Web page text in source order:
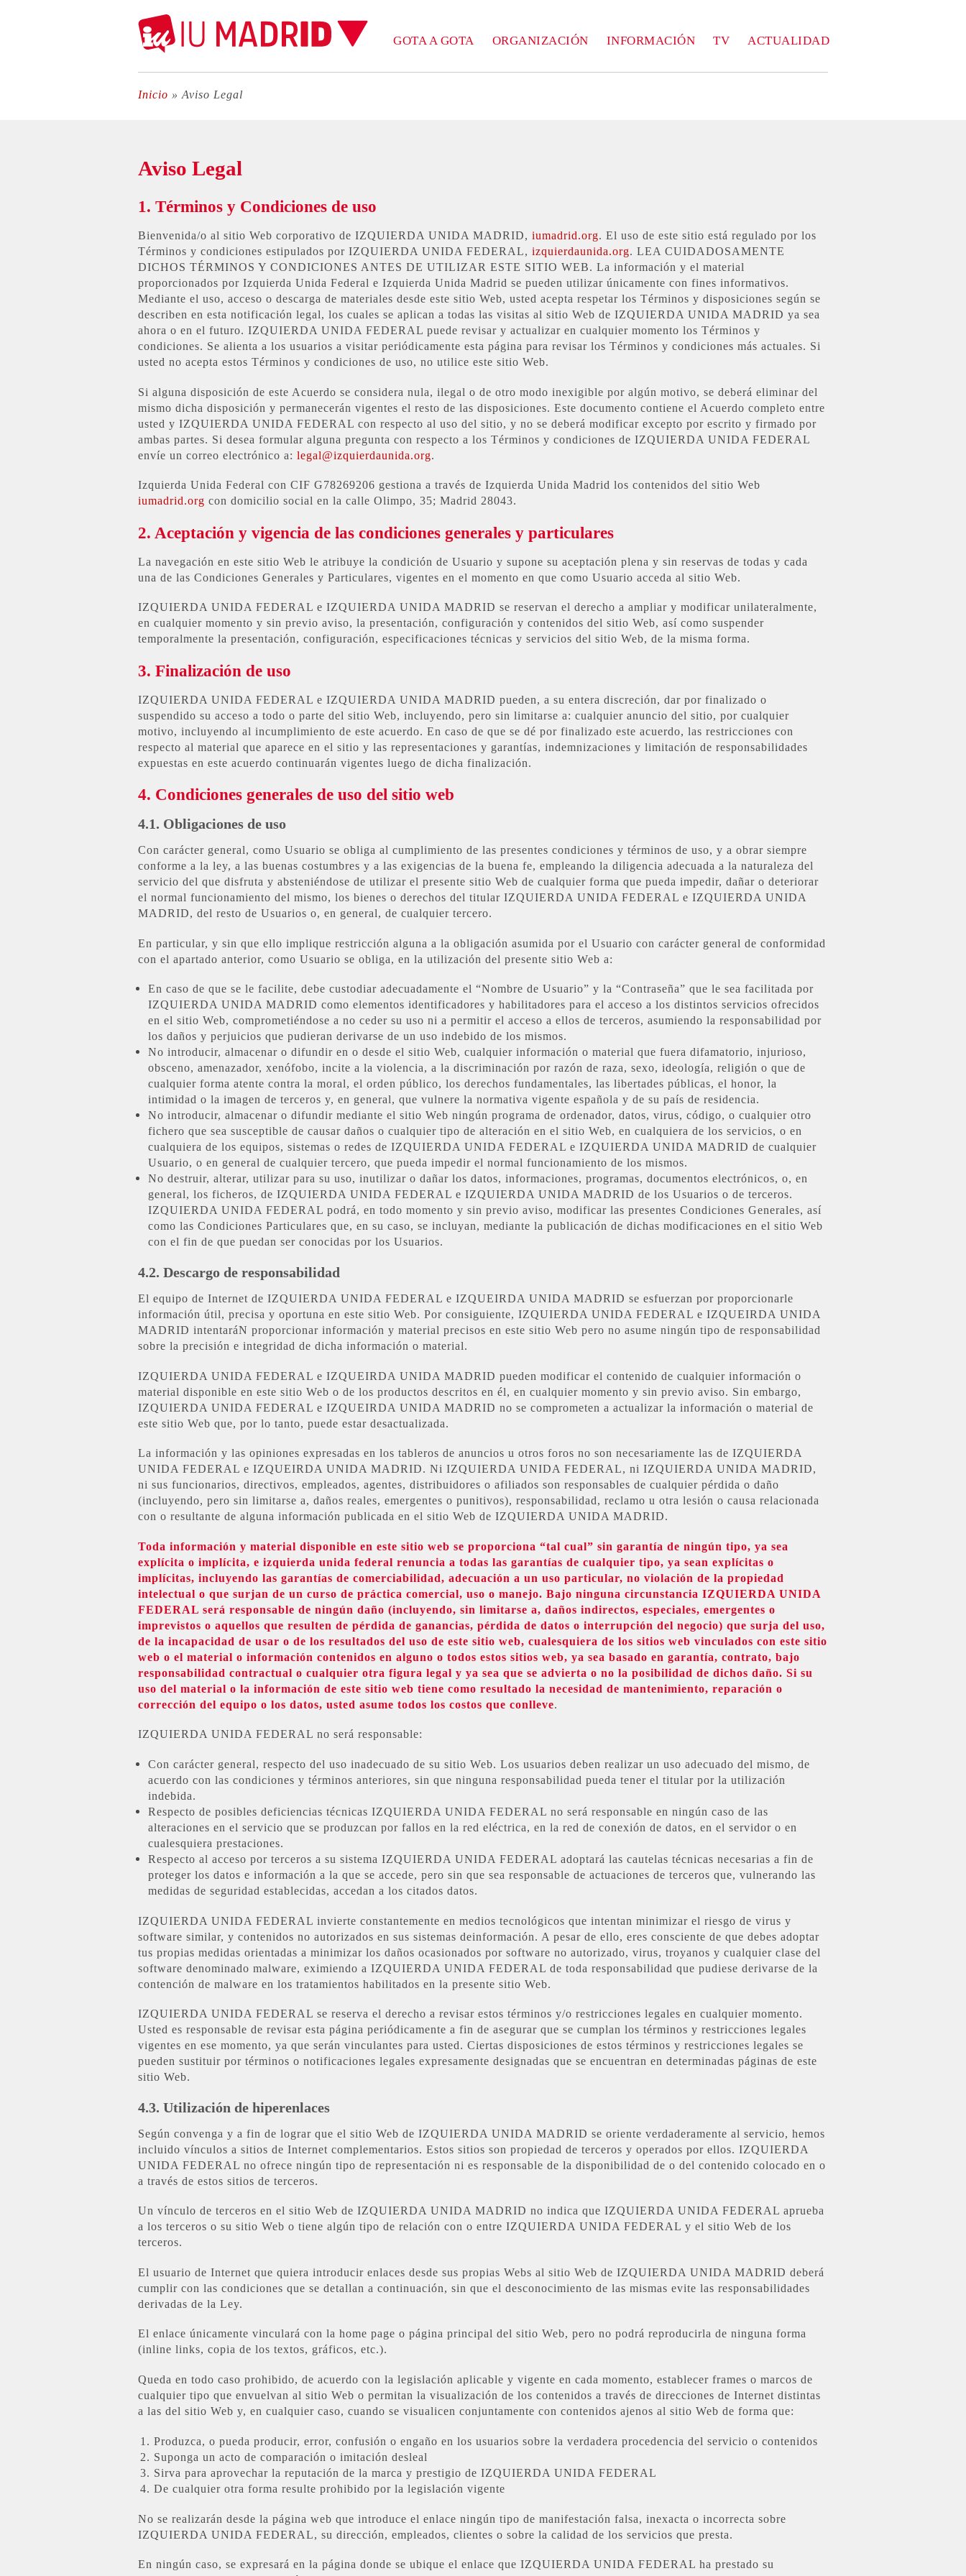
GOTA A GOTA ORGANIZACIÓN INFORMACIÓN TV ACTUALIDAD
Inicio »Aviso Legal
Aviso Legal
1. Términos y Condiciones de uso
Bienvenida/o al sitio Web corporativo de IZQUIERDA UNIDA MADRID, iumadrid.org. El uso de este sitio está regulado por los
Términos y condiciones estipulados por IZQUIERDA UNIDA FEDERAL, izquierdaunida.org. LEA CUIDADOSAMENTE
DICHOS TÉRMINOS Y CONDICIONES ANTES DE UTILIZAR ESTE SITIO WEB. La información y el material
proporcionados por Izquierda Unida Federal e Izquierda Unida Madrid se pueden utilizar únicamente con fines informativos.
Mediante el uso, acceso o descarga de materiales desde este sitio Web, usted acepta respetar los Términos y disposiciones según se
describen en esta notificación legal, los cuales se aplican a todas las visitas al sitio Web de IZQUIERDA UNIDA MADRID ya sea
ahora o en el futuro. IZQUIERDA UNIDA FEDERAL puede revisar y actualizar en cualquier momento los Términos y
condiciones. Se alienta a los usuarios a visitar periódicamente esta página para revisar los Términos y condiciones más actuales. Si
usted no acepta estos Términos y condiciones de uso, no utilice este sitio Web.
Si alguna disposición de este Acuerdo se considera nula, ilegal o de otro modo inexigible por algún motivo, se deberá eliminar del
mismo dicha disposición y permanecerán vigentes el resto de las disposiciones. Este documento contiene el Acuerdo completo entre
usted y IZQUIERDA UNIDA FEDERAL con respecto al uso del sitio, y no se deberá modificar excepto por escrito y firmado por
ambas partes. Si desea formular alguna pregunta con respecto a los Términos y condiciones de IZQUIERDA UNIDA FEDERAL
envíe un correo electrónico a: ​ legal@izquierdaunida.org.
Izquierda Unida Federal con CIF G78269206 gestiona a través de Izquierda Unida Madrid los contenidos del sitio Web
iumadrid.org con domicilio social en la calle Olimpo, 35; Madrid 28043.
2. Aceptación y vigencia de las condiciones generales y particulares
La navegación en este sitio Web le atribuye la condición de Usuario y supone su aceptación plena y sin reservas de todas y cada
una de las Condiciones Generales y Particulares, vigentes en el momento en que como Usuario acceda al sitio Web.
IZQUIERDA UNIDA FEDERAL e IZQUIERDA UNIDA MADRID se reservan el derecho a ampliar y modificar unilateralmente,
en cualquier momento y sin previo aviso, la presentación, configuración y contenidos del sitio Web, así como suspender
temporalmente la presentación, configuración, especificaciones técnicas y servicios del sitio Web, de la misma forma.
3. Finalización de uso
IZQUIERDA UNIDA FEDERAL e IZQUIERDA UNIDA MADRID pueden, a su entera discreción, dar por finalizado o
suspendido su acceso a todo o parte del sitio Web, incluyendo, pero sin limitarse a: cualquier anuncio del sitio, por cualquier
motivo, ​incluyendo al incumplimiento de este acuerdo. En caso de que se dé por finalizado este acuerdo, las restricciones con
respecto al material que aparece en el sitio y las representaciones y garantías, indemnizaciones y limitación de responsabilidades
expuestas en este acuerdo continuarán vigentes luego de dicha finalización.
4. Condiciones generales de uso del sitio web
4.1. Obligaciones de uso
Con carácter general, como Usuario se obliga al cumplimiento de las presentes condiciones y términos de uso, y a obrar siempre
conforme a la ley, a las buenas costumbres y a las exigencias de la buena fe, empleando la diligencia adecuada a la naturaleza del
servicio del que disfruta y absteniéndose de utilizar el presente sitio Web de cualquier forma que pueda impedir, dañar o deteriorar
el normal funcionamiento del mismo, los bienes o derechos del titular IZQUIERDA UNIDA FEDERAL e IZQUIERDA UNIDA
MADRID, del resto de Usuarios o, en general, de cualquier tercero.
En particular, y sin que ello implique restricción alguna a la obligación asumida por el Usuario con carácter general de conformidad
con el apartado anterior, como Usuario se obliga, en la utilización del presente sitio Web a:
En caso de que se le facilite, debe custodiar adecuadamente el “Nombre de Usuario” y la “Contraseña” que le sea facilitada por
IZQUIERDA UNIDA MADRID como elementos identificadores y habilitadores para el acceso a los distintos servicios ofrecidos
en el sitio Web, comprometiéndose a no ceder su uso ni a permitir el acceso a ellos de terceros, asumiendo la responsabilidad por
los daños y perjuicios que pudieran derivarse de un uso indebido de los mismos.
No introducir, almacenar o difundir en o desde el sitio Web, cualquier información o material que fuera difamatorio, injurioso,
obsceno, amenazador, xenófobo, incite a la violencia, a la discriminación por razón de raza, sexo, ideología, religión o que de
cualquier forma atente contra la moral, el orden público, los derechos fundamentales, las libertades públicas, el honor, la
intimidad o la imagen de terceros y, en general, que vulnere la normativa vigente española y de su país de residencia.
No introducir, almacenar o difundir mediante el sitio Web ningún programa de ordenador, datos, virus, código, o cualquier otro
fichero que sea susceptible de causar daños o cualquier tipo de alteración en el sitio Web, en cualquiera de los servicios, o en
cualquiera de los equipos, sistemas o redes de IZQUIERDA UNIDA FEDERAL e IZQUIERDA UNIDA MADRID de cualquier
Usuario, o en general de cualquier tercero, que pueda impedir el normal funcionamiento de los mismos.
No destruir, alterar, utilizar para su uso, inutilizar o dañar los datos, informaciones, programas, documentos electrónicos, o, en
general, los ficheros, de IZQUIERDA UNIDA FEDERAL e IZQUIERDA UNIDA MADRID de los Usuarios o de terceros.
IZQUIERDA UNIDA FEDERAL podrá, en todo momento y sin previo aviso, modificar las presentes Condiciones Generales, así
como las Condiciones Particulares que, en su caso, se incluyan, mediante la publicación de dichas modificaciones en el sitio Web
con el fin de que puedan ser conocidas por los Usuarios.
4.2. Descargo de responsabilidad
El equipo de Internet de IZQUIERDA UNIDA FEDERAL e IZQUEIRDA UNIDA MADRID se esfuerzan por proporcionarle
información útil, precisa y oportuna en este sitio Web. Por consiguiente, IZQUIERDA UNIDA FEDERAL e IZQUEIRDA UNIDA
MADRID intentaráN proporcionar información y material precisos en este sitio Web pero no asume ningún tipo de responsabilidad
sobre la precisión e integridad de dicha información o material.
IZQUIERDA UNIDA FEDERAL e IZQUEIRDA UNIDA MADRID pueden modificar el contenido de cualquier información o
material disponible en este sitio Web o de los productos descritos en él, en cualquier momento y sin previo aviso. Sin embargo,
IZQUIERDA UNIDA FEDERAL e IZQUEIRDA UNIDA MADRID no se comprometen a actualizar la información o material de
este sitio Web que, por lo tanto, puede estar desactualizada.
La información y las opiniones expresadas en los tableros de anuncios u otros foros no son necesariamente las de IZQUIERDA
UNIDA FEDERAL e IZQUEIRDA UNIDA MADRID. Ni IZQUIERDA UNIDA FEDERAL, ni IZQUIERDA UNIDA MADRID,
ni sus funcionarios, directivos, empleados, agentes, distribuidores o afiliados son responsables de cualquier pérdida o daño
(incluyendo, pero sin limitarse a, daños reales, emergentes o punitivos), responsabilidad, reclamo u otra lesión o causa relacionada
con o resultante de alguna información publicada en el sitio Web de IZQUIERDA UNIDA MADRID.
Toda información y material disponible en este sitio web se proporciona “tal cual” sin garantía de ningún tipo, ya sea
explícita o implícita, e izquierda unida federal renuncia a todas las garantías de cualquier tipo, ya sean explícitas o
implícitas, incluyendo las garantías de comerciabilidad, adecuación a un uso particular, no violación de la propiedad
intelectual o que surjan de un curso de práctica comercial, uso o manejo. Bajo ninguna circunstancia IZQUIERDA UNIDA
FEDERAL será responsable de ningún daño (incluyendo, sin limitarse a, daños indirectos, especiales, emergentes o
imprevistos o aquellos que resulten de pérdida de ganancias, pérdida de datos o interrupción del negocio) que surja del uso,
de la incapacidad de usar o de los resultados del uso de este sitio web, cualesquiera de los sitios web vinculados con este sitio
web o el material o información contenidos en alguno o todos estos sitios web, ya sea basado en garantía, contrato, bajo
responsabilidad contractual o cualquier otra figura legal y ya sea que se advierta o no la posibilidad de dichos daño. Si su
uso del material o la información de este sitio web tiene como resultado la necesidad de mantenimiento, reparación o
corrección del equipo o los datos, usted asume todos los costos que conlleve.
IZQUIERDA UNIDA FEDERAL no será responsable:
Con carácter general, respecto del uso inadecuado de su sitio Web. Los usuarios deben realizar un uso adecuado del mismo, de
acuerdo con las condiciones y términos anteriores, sin que ninguna responsabilidad pueda tener el titular por la utilización
indebida.
Respecto de posibles deficiencias técnicas IZQUIERDA UNIDA FEDERAL no será responsable en ningún caso de las
alteraciones en el servicio que se produzcan por fallos en la red eléctrica, en la red de conexión de datos, en el servidor o en
cualesquiera prestaciones.
Respecto al acceso por terceros a su sistema IZQUIERDA UNIDA FEDERAL adoptará las cautelas técnicas necesarias a fin de
proteger los datos e información a la que se accede, pero sin que sea responsable de actuaciones de terceros que, vulnerando las
medidas de seguridad establecidas, accedan a los citados datos.
IZQUIERDA UNIDA FEDERAL invierte constantemente en medios tecnológicos que intentan minimizar el riesgo de virus y
software similar, y contenidos no autorizados en sus sistemas deinformación. A pesar de ello, eres consciente de que debes adoptar
tus propias medidas orientadas a minimizar los daños ocasionados por software no autorizado, virus, troyanos y cualquier clase del
software denominado malware, eximiendo a IZQUIERDA UNIDA FEDERAL de toda responsabilidad que pudiese derivarse de la
contención de malware en los tratamientos habilitados en la presente sitio Web.
IZQUIERDA UNIDA FEDERAL se reserva el derecho a revisar estos términos y/o restricciones legales en cualquier momento.
Usted es responsable de revisar esta página periódicamente a fin de asegurar que se cumplan los términos y restricciones legales
vigentes en ese momento, ya que serán vinculantes para usted. Ciertas disposiciones de estos términos y restricciones legales se
pueden sustituir por términos o notificaciones legales expresamente designadas que se encuentran en determinadas páginas de este
sitio Web.
4.3. Utilización de hiperenlaces
Según convenga y a fin de lograr que el sitio Web de IZQUIERDA UNIDA MADRID se oriente verdaderamente al servicio, hemos
incluido vínculos a sitios de Internet complementarios. Estos sitios son propiedad de terceros y operados por ellos. IZQUIERDA
UNIDA FEDERAL no ofrece ningún tipo de representación ni es responsable de la disponibilidad de o del contenido colocado en o
a través de estos sitios de terceros.
Un vínculo de terceros en el sitio Web de IZQUIERDA UNIDA MADRID no indica que IZQUIERDA UNIDA FEDERAL aprueba
a los terceros o su sitio Web o tiene algún tipo de relación con o entre IZQUIERDA UNIDA FEDERAL y el sitio Web de los
terceros.
El usuario de Internet que quiera introducir enlaces desde sus propias Webs al sitio Web de IZQUIERDA UNIDA MADRID deberá
cumplir con las condiciones que se detallan a continuación, sin que el desconocimiento de las mismas evite las responsabilidades
derivadas de la Ley.
El enlace únicamente vinculará con la home page o página principal del sitio Web, pero no podrá reproducirla de ninguna forma
(inline links, copia de los textos, gráficos, etc.).
Queda en todo caso prohibido, de acuerdo con la legislación aplicable y vigente en cada momento, establecer frames o marcos de
cualquier tipo que envuelvan al sitio Web o permitan la visualización de los contenidos a través de direcciones de Internet distintas
a las del sitio Web y, en cualquier caso, cuando se visualicen conjuntamente con contenidos ajenos al sitio Web de forma que:
Produzca, o pueda producir, error, confusión o engaño en los usuarios sobre la verdadera procedencia del servicio o contenidos
Suponga un acto de comparación o imitación desleal
Sirva para aprovechar la reputación de la marca y prestigio de IZQUIERDA UNIDA FEDERAL
De cualquier otra forma resulte prohibido por la legislación vigente
No se realizarán desde la página web que introduce el enlace ningún tipo de manifestación falsa, inexacta o incorrecta sobre
IZQUIERDA UNIDA FEDERAL, su dirección, empleados, clientes o sobre la calidad de los servicios que presta.
En ningún caso, se expresará en la página donde se ubique el enlace que IZQUIERDA UNIDA FEDERAL ha prestado su